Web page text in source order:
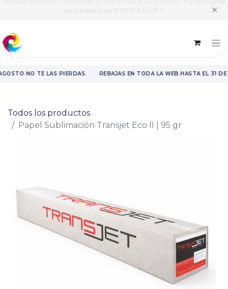
Horario intensivo | Atención al cliente de 8:00 h a 14:00 h y recogida
de pedidos de 9:00 h a 14:00 h
✕
·NO TE LAS PIERDAS· REBAJAS EN TODA LA WEB·HASTA EL 31 DE
Todos los productos
Papel Sublimación Transjet Eco II | 95 gr